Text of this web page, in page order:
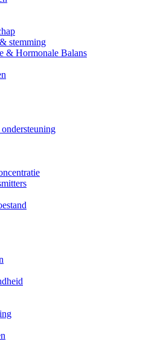
stemming
& Hormonale Balans